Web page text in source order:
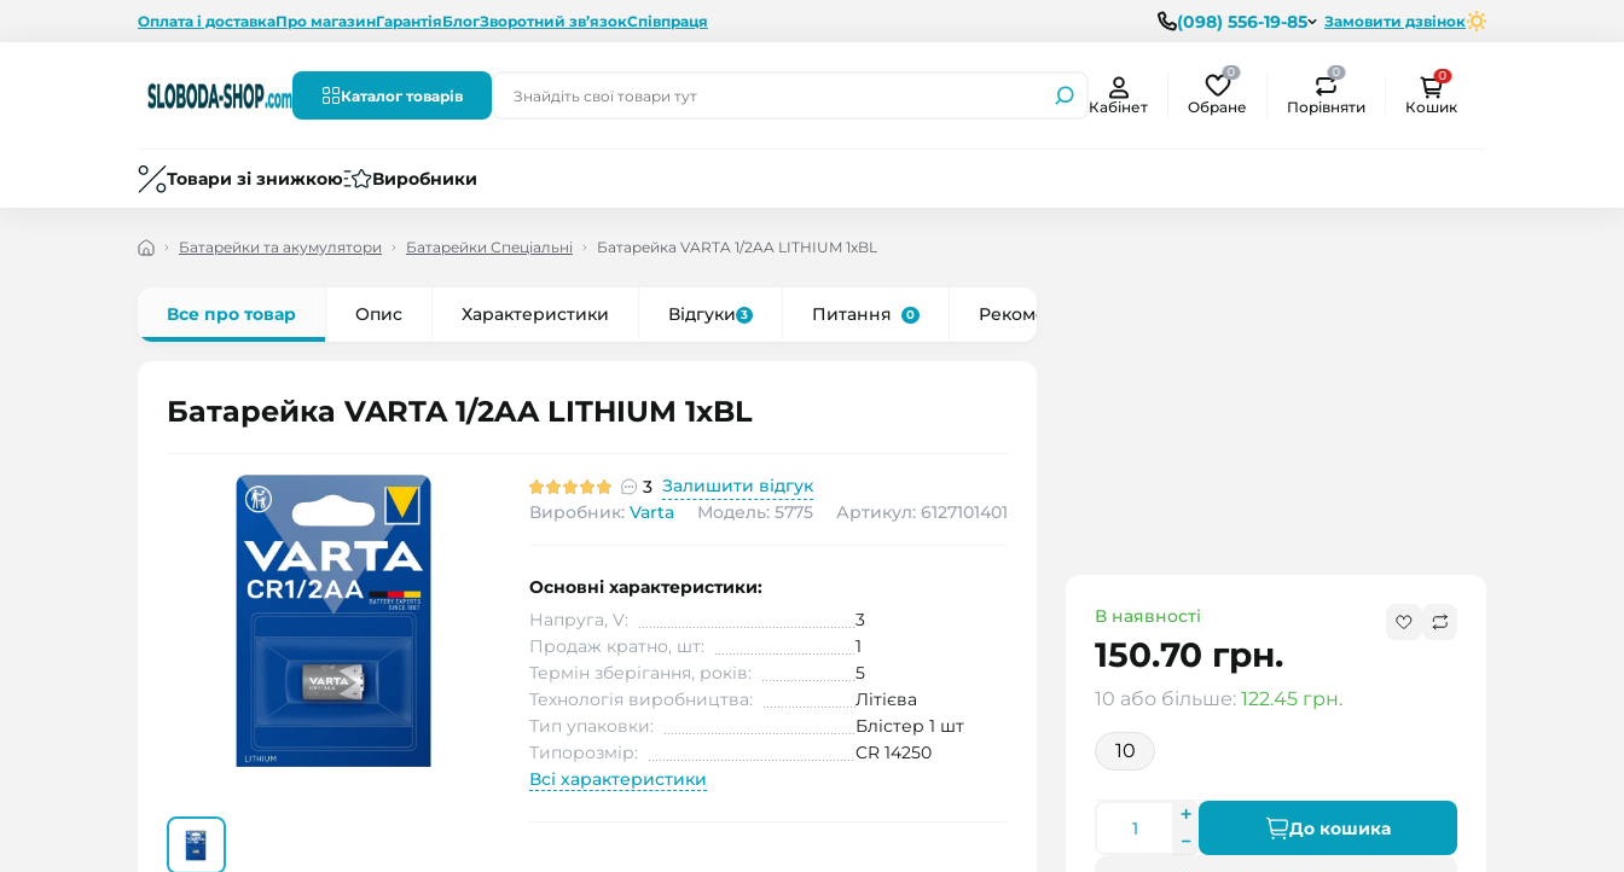
Оплата і доставкаПро магазинГарантіяБлогЗворотний зв’язокСпівпраця (098) 556-19-85 Замовити дзвінок
Каталог товарів
Кабінет
0
Обране
0
Порівняти
0
Кошик
Товари зі знижкою Виробники
Батарейки та акумулятори Батарейки Спеціальні Батарейка VARTA 1/2AA LITHIUM 1xBL
Все про товар Опис Характеристики Відгуки 3 Питання 0 Рекомендуємо
Батарейка VARTA 1/2AA LITHIUM 1xBL
3 Залишити відгук
Виробник: Varta Модель: 5775 Артикул: 6127101401
В наявності
150.70 грн.
10 або більше: 122.45 грн.
10
До кошика
Основні характеристики:
Напруга, V:
3
Продаж кратно, шт:
1
Термін зберігання, років:
5
Технологія виробництва:
Літієва
Тип упаковки:
Блістер 1 шт
Типорозмір:
CR 14250
Всі характеристики